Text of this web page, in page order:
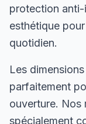
protection
esthétique
quotidien.
Les
parfaitement
ouverture. Nos
spécialement